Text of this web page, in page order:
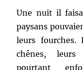
Une nuit il
paysans
leurs fourches.
chênes, leurs
pourtant